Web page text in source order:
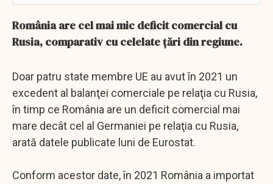
România are cel mai mic deficit comercial cu
Rusia, comparativ cu celelate ţări din regiune.
Doar patru state membre UE au avut în 2021 un
excedent al balanţei comerciale pe relaţia cu Rusia,
în timp ce România are un deficit comercial mai
mare decât cel al Germaniei pe relaţia cu Rusia,
arată datele publicate luni de Eurostat.
Conform acestor date, în 2021 România a importat